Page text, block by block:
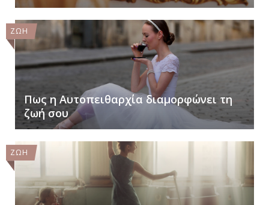
ΖΩΗ
Πως η Αυτοπειθαρχία διαμορφώνει τη
ζωή σου
ΖΩΗ